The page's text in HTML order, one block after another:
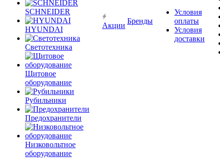
SCHNEIDER
HYUNDAI
Светотехника
Щитовое
оборудование
Рубильники
Предохранители
Низковольтное
оборудование
Акции
Бренды
Условия
оплаты
Условия
доставки